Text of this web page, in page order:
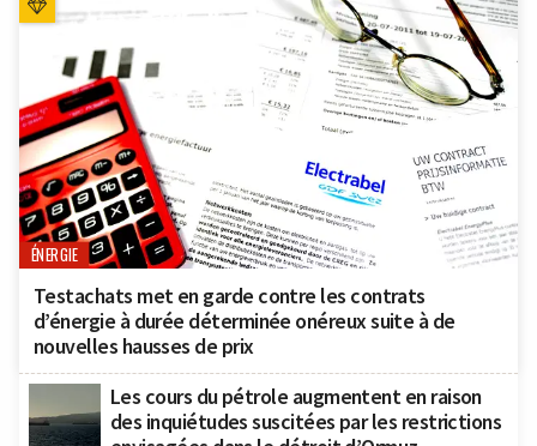
ÉNERGIE
Testachats met en garde contre les contrats
d’énergie à durée déterminée onéreux suite à de
nouvelles hausses de prix
Les cours du pétrole augmentent en raison
des inquiétudes suscitées par les restrictions